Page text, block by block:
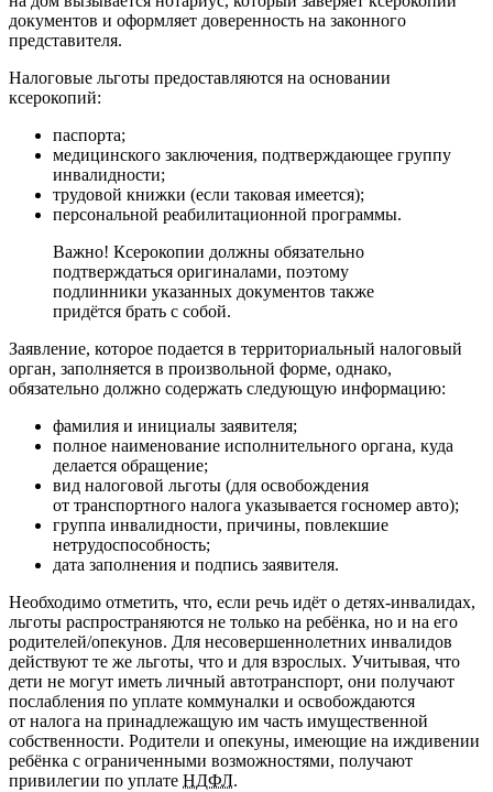
документов и оформляет доверенность на законного
представителя.
Налоговые льготы предоставляются на основании
ксерокопий:
паспорта;
медицинского заключения, подтверждающее группу
инвалидности;
трудовой книжки (если таковая имеется);
персональной реабилитационной программы.
Важно! Ксерокопии должны обязательно
подтверждаться оригиналами, поэтому
подлинники указанных документов также
придётся брать с собой.
Заявление, которое подается в территориальный налоговый
орган, заполняется в произвольной форме, однако,
обязательно должно содержать следующую информацию:
фамилия и инициалы заявителя;
полное наименование исполнительного органа, куда
делается обращение;
вид налоговой льготы (для освобождения
от транспортного налога указывается госномер авто);
группа инвалидности, причины, повлекшие
нетрудоспособность;
дата заполнения и подпись заявителя.
Необходимо отметить, что, если речь идёт о детях-инвалидах,
льготы распространяются не только на ребёнка, но и на его
родителей/опекунов. Для несовершеннолетних инвалидов
действуют те же льготы, что и для взрослых. Учитывая, что
дети не могут иметь личный автотранспорт, они получают
послабления по уплате коммуналки и освобождаются
от налога на принадлежащую им часть имущественной
собственности. Родители и опекуны, имеющие на иждивении
ребёнка с ограниченными возможностями, получают
привилегии по уплате НДФЛ.